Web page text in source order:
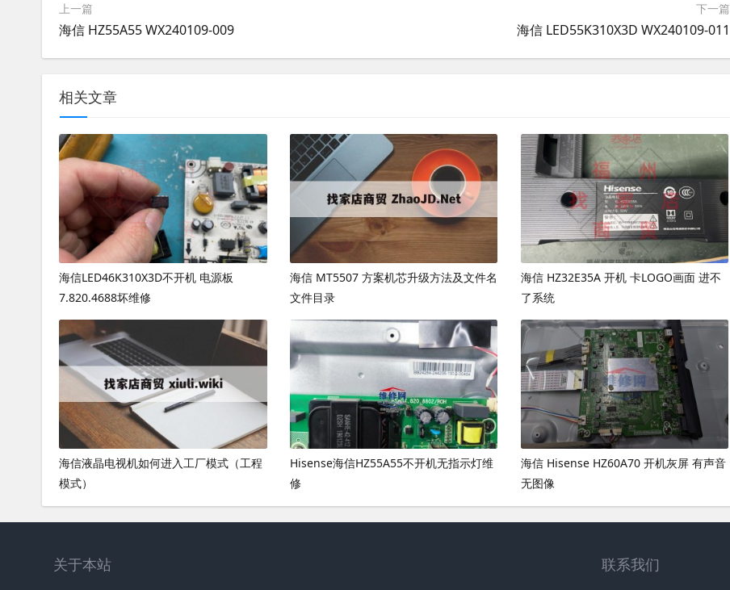
上一篇
海信 HZ55A55 WX240109-009
下一篇
海信 LED55K310X3D WX240109-011
相关文章
海信LED46K310X3D不开机 电源板
7.820.4688坏维修
海信 MT5507 方案机芯升级方法及文件名
文件目录
海信 HZ32E35A 开机 卡LOGO画面 进不
了系统
海信液晶电视机如何进入工厂模式（工程
模式）
Hisense海信HZ55A55不开机无指示灯维
修
海信 Hisense HZ60A70 开机灰屏 有声音
无图像
关于本站 联系我们